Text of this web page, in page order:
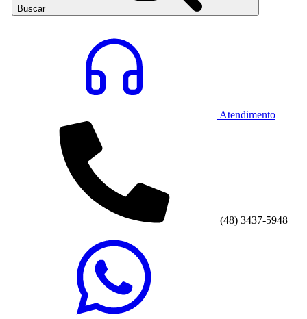
Buscar
Atendimento
(48) 3437-5948